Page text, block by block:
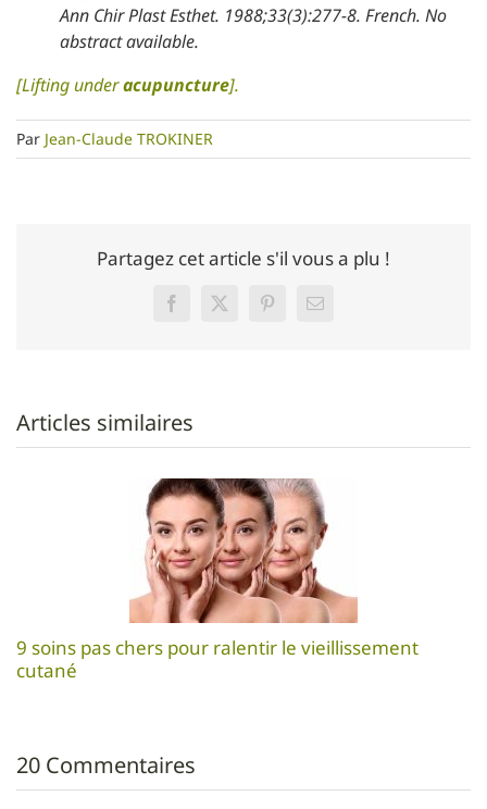
Ann Chir Plast Esthet. 1988;33(3):277-8. French. No
abstract available.
[Lifting underacupuncture].
Par Jean-Claude TROKINER
Partagez cet article s'il vous a plu !
FacebookTwitterPinterestEmail
Articles similaires
9 soins pas chers pour ralentir le vieillissement
cutané
20 Commentaires